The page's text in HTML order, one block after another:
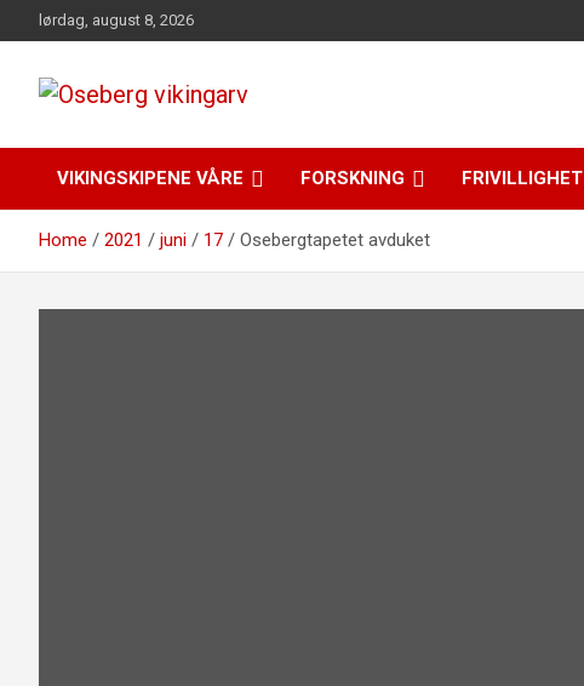
to
lørdag, august 8, 2026
Oseberg vikingarv
VIKINGSKIPENE VÅRE FORSKNING FRIVILLIGHET
Home 2021 juni 17 Osebergtapetet avduket